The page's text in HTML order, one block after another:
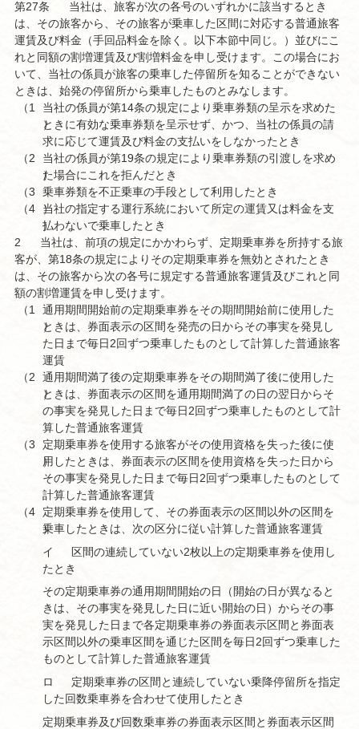
第27条
当社は、旅客が次の各号のいずれかに該当するとき
は、その旅客から、その旅客が乗車した区間に対応する普通旅客
運賃及び料金（手回品料金を除く。以下本節中同じ。）並びにこ
れと同額の割増運賃及び割増料金を申し受けます。この場合にお
いて、当社の係員が旅客の乗車した停留所を知ることができない
ときは、始発の停留所から乗車したものとみなします。
（1
）
当社の係員が第14条の規定により乗車券類の呈示を求めた
ときに有効な乗車券類を呈示せず、かつ、当社の係員の請
求に応じて運賃及び料金の支払いをしなかったとき
（2
）
当社の係員が第19条の規定により乗車券類の引渡しを求め
た場合にこれを拒んだとき
（3
）
乗車券類を不正乗車の手段として利用したとき
（4
）
当社の指定する運行系統において所定の運賃又は料金を支
払わないで乗車したとき
2
当社は、前項の規定にかかわらず、定期乗車券を所持する旅
客が、第18条の規定によりその定期乗車券を無効とされたとき
は、その旅客から次の各号に規定する普通旅客運賃及びこれと同
額の割増運賃を申し受けます。
（1
）
通用期間開始前の定期乗車券をその期間開始前に使用した
ときは、券面表示の区間を発売の日からその事実を発見し
た日まで毎日2回ずつ乗車したものとして計算した普通旅客
運賃
（2
）
通用期間満了後の定期乗車券をその期間満了後に使用した
ときは、券面表示の区間を通用期間満了の日の翌日からそ
の事実を発見した日まで毎日2回ずつ乗車したものとして計
算した普通旅客運賃
（3
）
定期乗車券を使用する旅客がその使用資格を失った後に使
用したときは、券面表示の区間を使用資格を失った日から
その事実を発見した日まで毎日2回ずつ乗車したものとして
計算した普通旅客運賃
（4
）
定期乗車券を使用して、その券面表示の区間以外の区間を
乗車したときは、次の区分に従い計算した普通旅客運賃
イ
区間の連続していない2枚以上の定期乗車券を使用し
たとき
その定期乗車券の通用期間開始の日（開始の日が異なると
きは、その事実を発見した日に近い開始の日）からその事
実を発見した日まで各定期乗車券の券面表示区間と券面表
示区間以外の乗車区間を通じた区間を毎日2回ずつ乗車した
ものとして計算した普通旅客運賃
ロ
定期乗車券の区間と連続していない乗降停留所を指定
した回数乗車券を合わせて使用したとき
定期乗車券及び回数乗車券の券面表示区間と券面表示区間